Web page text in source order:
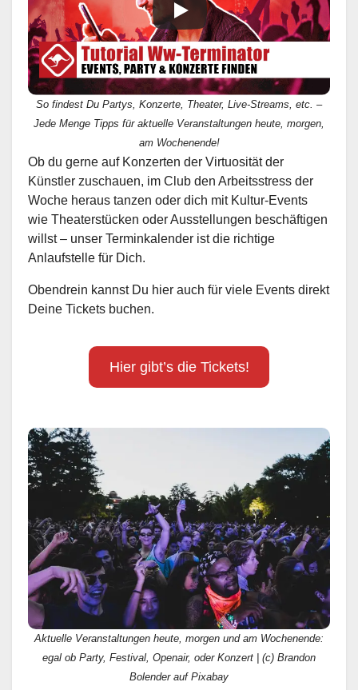
So findest Du Partys, Konzerte, Theater, Live-Streams, etc. –
Jede Menge Tipps für aktuelle Veranstaltungen heute, morgen,
am Wochenende!
Ob du gerne auf Konzerten der Virtuosität der
Künstler zuschauen, im Club den Arbeitsstress der
Woche heraus tanzen oder dich mit Kultur-Events
wie Theaterstücken oder Ausstellungen beschäftigen
willst – unser Terminkalender ist die richtige
Anlaufstelle für Dich.
Obendrein kannst Du hier auch für viele Events direkt
Deine Tickets buchen.
Hier gibt’s die Tickets!
Aktuelle Veranstaltungen heute, morgen und am Wochenende:
egal ob Party, Festival, Openair, oder Konzert | (c) Brandon
Bolender auf Pixabay